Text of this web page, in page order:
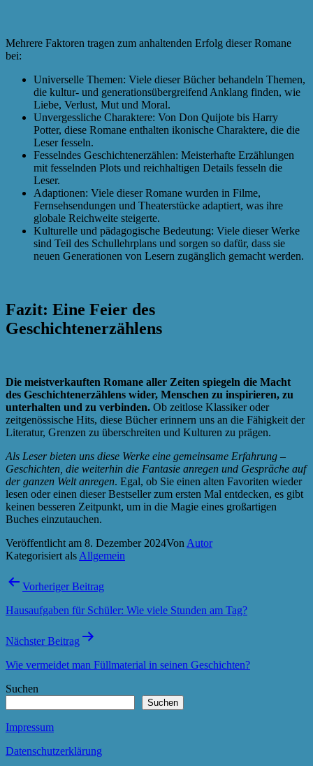
Mehrere Faktoren tragen zum anhaltenden Erfolg dieser Romane
bei:
Universelle Themen: Viele dieser Bücher behandeln Themen,
die kultur- und generationsübergreifend Anklang finden, wie
Liebe, Verlust, Mut und Moral.
Unvergessliche Charaktere: Von Don Quijote bis Harry
Potter, diese Romane enthalten ikonische Charaktere, die die
Leser fesseln.
Fesselndes Geschichtenerzählen: Meisterhafte Erzählungen
mit fesselnden Plots und reichhaltigen Details fesseln die
Leser.
Adaptionen: Viele dieser Romane wurden in Filme,
Fernsehsendungen und Theaterstücke adaptiert, was ihre
globale Reichweite steigerte.
Kulturelle und pädagogische Bedeutung: Viele dieser Werke
sind Teil des Schullehrplans und sorgen so dafür, dass sie
neuen Generationen von Lesern zugänglich gemacht werden.
Fazit: Eine Feier des
Geschichtenerzählens
Die meistverkauften Romane aller Zeiten spiegeln die Macht
des Geschichtenerzählens wider, Menschen zu inspirieren, zu
unterhalten und zu verbinden. Ob zeitlose Klassiker oder
zeitgenössische Hits, diese Bücher erinnern uns an die Fähigkeit der
Literatur, Grenzen zu überschreiten und Kulturen zu prägen.
Als Leser bieten uns diese Werke eine gemeinsame Erfahrung –
Geschichten, die weiterhin die Fantasie anregen und Gespräche auf
der ganzen Welt anregen. Egal, ob Sie einen alten Favoriten wieder
lesen oder einen dieser Bestseller zum ersten Mal entdecken, es gibt
keinen besseren Zeitpunkt, um in die Magie eines großartigen
Buches einzutauchen.
Veröffentlicht am 8. Dezember 2024Von Autor
Kategorisiert als Allgemein
Beitragsnavigation
Vorheriger Beitrag
Hausaufgaben für Schüler: Wie viele Stunden am Tag?
Nächster Beitrag
Wie vermeidet man Füllmaterial in seinen Geschichten?
Suchen
Suchen
Impressum
Datenschutzerklärung